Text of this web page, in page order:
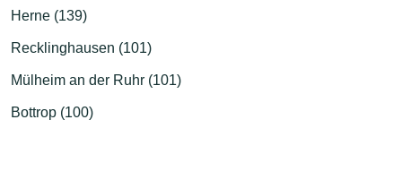
Herne (139)
Recklinghausen (101)
Mülheim an der Ruhr (101)
Bottrop (100)